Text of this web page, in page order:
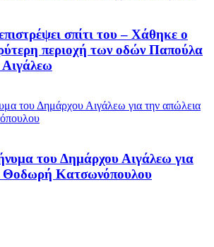
σπίτι του – Χάθηκε ο
περιοχή των οδών Παπούλα
του Δημάρχου Αιγάλεω για
Θοδωρή Κατσωνόπουλου